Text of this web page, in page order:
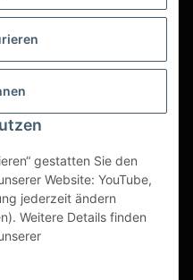
gestatten Sie den
Website: YouTube,
jederzeit ändern
Weitere Details finden
zum optimalen Preis
im Einsatz!
-
nicht bearbeitet!